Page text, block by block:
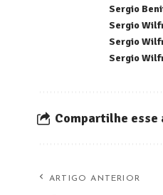
Sergio
Sergio
Sergio
Sergio
Compartilhe esse
ARTIGO ANTERIOR